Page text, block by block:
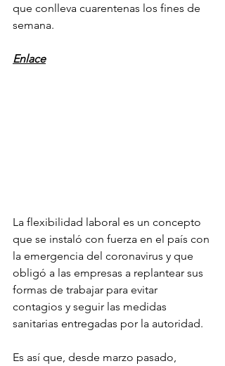
que conlleva cuarentenas los fines de
semana.
Enlace
La flexibilidad laboral es un concepto
que se instaló con fuerza en el país con
la emergencia del coronavirus y que
obligó a las empresas a replantear sus
formas de trabajar para evitar
contagios y seguir las medidas
sanitarias entregadas por la autoridad.
Es así que, desde marzo pasado,